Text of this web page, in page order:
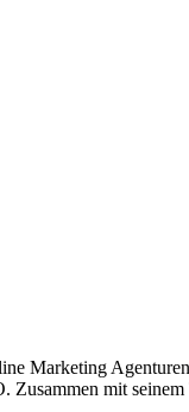
Marketing
mit